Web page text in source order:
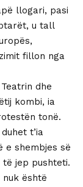
llogari, pasi
u tall
fillon nga
dhe
kombi, ia
tonë.
t’ia
e shembjes së
të jep pushteti.
është